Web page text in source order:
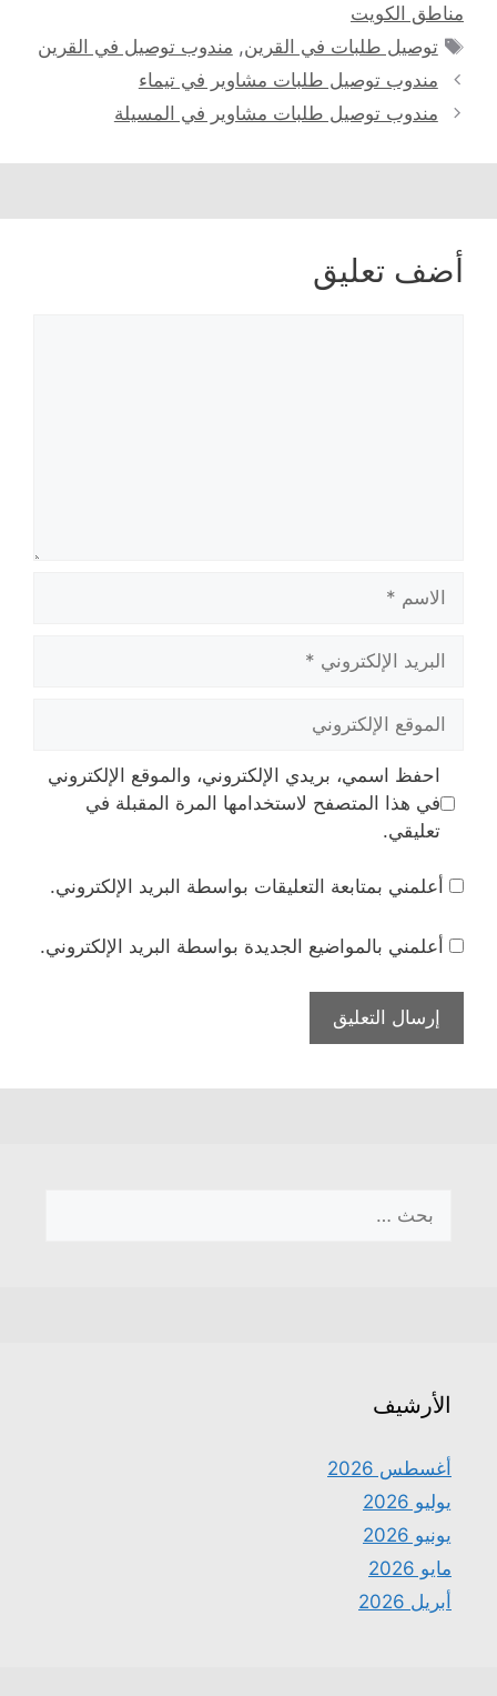
مناطق الكويت
الوسوم
توصيل طلبات في القرين, مندوب توصيل في القرين
مندوب توصيل طلبات مشاوير في تيماء
مندوب توصيل طلبات مشاوير في المسيلة
أضف تعليق
الإلكتروني
الإلكتروني
احفظ اسمي، بريدي الإلكتروني، والموقع الإلكتروني
في هذا المتصفح لاستخدامها المرة المقبلة في
تعليقي.
أعلمني بمتابعة التعليقات بواسطة البريد الإلكتروني.
أعلمني بالمواضيع الجديدة بواسطة البريد الإلكتروني.
عن:
الأرشيف
أغسطس 2026
يوليو 2026
يونيو 2026
مايو 2026
أبريل 2026